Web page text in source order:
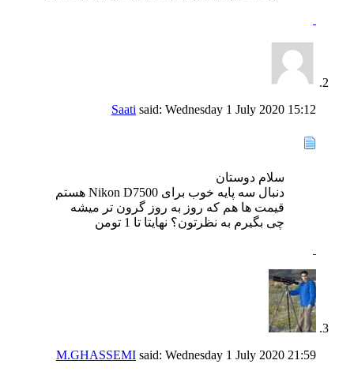
Saati said: Wednesday 1 July 2020 15:12
سلام دوستان
دنبال سه پایه خوب برای Nikon D7500 هستم
قیمت ها هم که روز به روز گرون تر میشه
چی بگیرم به نظرتون؟ نهایتا تا 1 تومن
M.GHASSEMI said: Wednesday 1 July 2020 21:59